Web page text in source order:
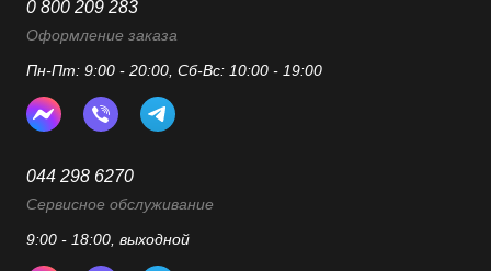
0 800 209 283
Оформление заказа
Пн-Пт: 9:00 - 20:00, Сб-Вс: 10:00 - 19:00
044 298 6270
Сервисное обслуживание
9:00 - 18:00, выходной